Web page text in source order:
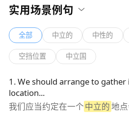
实用场景例句
全部 中立的 中性的
空挡位置 中立国
1 .We should arrange to gather
location...
我们应当约定在一个中立的地